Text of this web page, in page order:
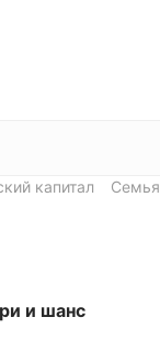
капитал Семья
и шанс